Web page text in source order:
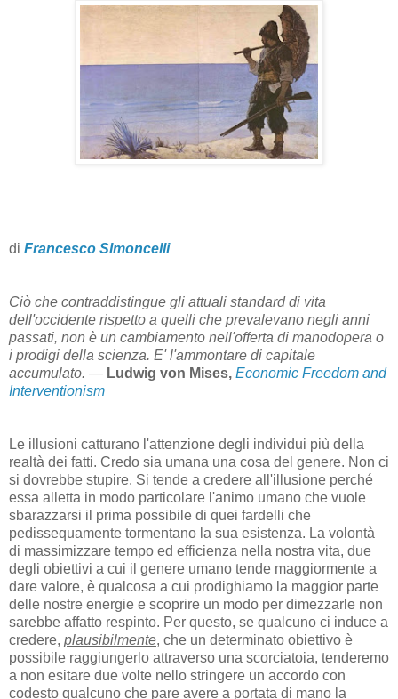
di Francesco SImoncelli
Ciò che contraddistingue gli attuali standard di vita
dell'occidente rispetto a quelli che prevalevano negli anni
passati, non è un cambiamento nell'offerta di manodopera o
i prodigi della scienza. E' l'ammontare di capitale
accumulato. — Ludwig von Mises, Economic Freedom and
Interventionism
Le illusioni catturano l'attenzione degli individui più della
realtà dei fatti. Credo sia umana una cosa del genere. Non ci
si dovrebbe stupire. Si tende a credere all'illusione perché
essa alletta in modo particolare l'animo umano che vuole
sbarazzarsi il prima possibile di quei fardelli che
pedissequamente tormentano la sua esistenza. La volontà
di massimizzare tempo ed efficienza nella nostra vita, due
degli obiettivi a cui il genere umano tende maggiormente a
dare valore, è qualcosa a cui prodighiamo la maggior parte
delle nostre energie e scoprire un modo per dimezzarle non
sarebbe affatto respinto. Per questo, se qualcuno ci induce a
credere, plausibilmente, che un determinato obiettivo è
possibile raggiungerlo attraverso una scorciatoia, tenderemo
a non esitare due volte nello stringere un accordo con
codesto qualcuno che pare avere a portata di mano la